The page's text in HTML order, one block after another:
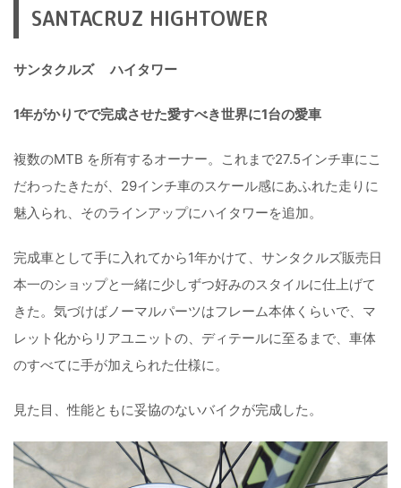
SANTACRUZ HIGHTOWER
サンタクルズ ハイタワー
1年がかりでで完成させた愛すべき世界に1台の愛車
複数のMTB を所有するオーナー。これまで27.5インチ車にこ
だわったきたが、29インチ車のスケール感にあふれた走りに
魅入られ、そのラインアップにハイタワーを追加。
完成車として手に入れてから1年かけて、サンタクルズ販売日
本一のショップと一緒に少しずつ好みのスタイルに仕上げて
きた。気づけばノーマルパーツはフレーム本体くらいで、マ
レット化からリアユニットの、ディテールに至るまで、車体
のすべてに手が加えられた仕様に。
見た目、性能ともに妥協のないバイクが完成した。